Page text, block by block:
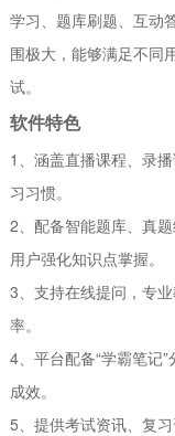
学习、题库刷题、互动
围极大，能够满足不同
试。
软件特色
1、涵盖直播课程、录
习习惯。
2、配备智能题库、真
用户强化知识点掌握。
3、支持在线提问，专
率。
4、平台配备“学霸笔记
成效。
5、提供考试资讯、复